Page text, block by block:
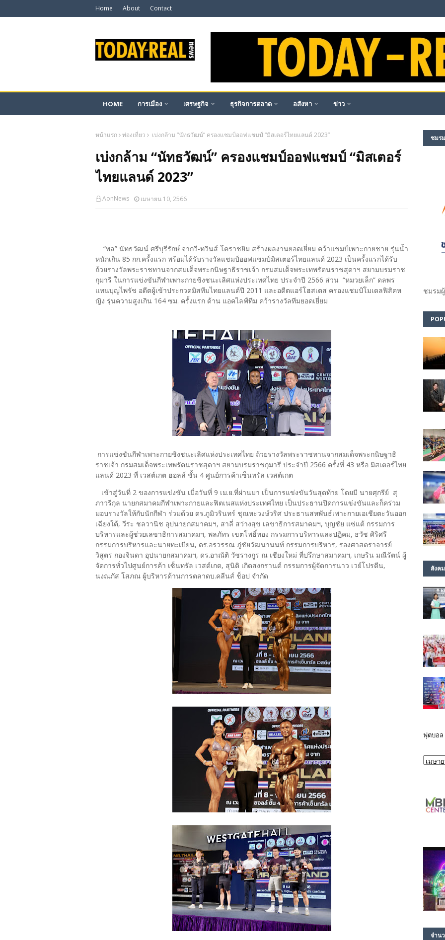
Home About Contact
HOME การเมือง เศรษฐกิจ ธุรกิจการตลาด อสังหา ข่าว
หน้าแรก ท่องเที่ยว เบ่งกล้าม “นัทธวัฒน์” ครองแชมป์ออฟแชมป์ “มิสเตอร์ไทยแลนด์ 2023”
เบ่งกล้าม “นัทธวัฒน์” ครองแชมป์ออฟแชมป์ “มิสเตอร์
ไทยแลนด์ 2023”
AonNews เมษายน 10, 2566
“พล” นัทธวัฒน์ ศรีบุรีรักษ์ จากวี-ทวินส์ โคราชยิม สร้างผลงานยอดเยี่ยม คว้าแชมป์เพาะกายชาย รุ่นน้ำ
หนักเกิน 85 กก.ครั้งแรก พร้อมได้รับรางวัลแชมป์ออฟแชมป์มิสเตอร์ไทยแลนด์ 2023 เป็นครั้งแรกได้รับ
ถ้วยรางวัลพระราชทานจากสมเด็จพระกนิษฐาธิราชเจ้า กรมสมเด็จพระเทพรัตนราชสุดาฯ สยามบรมราช
กุมารี ในการแข่งขันกีฬาเพาะกายชิงชนะเลิศแห่งประเทศไทย ประจำปี 2566 ส่วน “หมวยเล็ก” ดลพร
แทนบุญไพรัช อดีตผู้เข้าประกวดมิสทีมไทยแลนด์ปี 2011 และอดีตแอร์โฮสเตส ครองแชมป์โมเดลฟิสิคห
ญิง รุ่นความสูงเกิน 164 ซม. ครั้งแรก ด้าน แอคไลฟ์ทีม คว้ารางวัลทีมยอดเยี่ยม
การแข่งขันกีฬาเพาะกายชิงชนะเลิศแห่งประเทศไทย ถ้วยรางวัลพระราชทานจากสมเด็จพระกนิษฐาธิ
ราชเจ้า กรมสมเด็จพระเทพรัตนราชสุดาฯ สยามบรมราชกุมารี ประจำปี 2566 ครั้งที่ 43 หรือ มิสเตอร์ไทย
แลนด์ 2023 ที่ เวสต์เกต ฮอลล์ ชั้น 4 ศูนย์การค้าเซ็นทรัล เวสต์เกต
เข้าสู่วันที่ 2 ของการแข่งขัน เมื่อวันที่ 9 เม.ย.ที่ผ่านมา เป็นการแข่งขันวันสุดท้าย โดยมี นายศุกรีย์ สุ
ภาวรีกุล นายกสมาคมกีฬาเพาะกายและฟิตเนสแห่งประเทศไทย เป็นประธานปิดการแข่งขันและก็คร่วม
มอบรางวัลให้กับนักกีฬา ร่วมด้วย ดร.ภูมิวรินทร์ ชุณหะวงษ์วริศ ประธานสหพันธ์เพาะกายเอเชียตะวันออก
เฉียงใต้, วีระ ชลวานิช อุปนายกสมาคมฯ, สาลี่ สว่างสุข เลขาธิการสมาคมฯ, บุญชัย แซ่แต้ กรรมการ
บริหารและผู้ช่วยเลขาธิการสมาคมฯ, พลภัทร เขตโพธิ์ทอง กรรมการบริหารและปฏิคม, ธวัช ศิริศรี
กรรมการบริหารและนายทะเบียน, ดร.อรวรรณ ภู่ชัยวัฒนานนท์ กรรมการบริหาร, รองศาสตราจารย์
วิสูตร กองจินดา อุปนายกสมาคมฯ, ดร.อาณัติ วัชรางกูร ณ เชียงใหม่ ที่ปรึกษาสมาคมฯ, เกษริน มณีรัตน์ ผู้
จัดการทั่วไปศูนย์การค้า เซ็นทรัล เวสต์เกต, สุนิติ เกิดสงกรานต์ กรรมการผู้จัดการนาว เวย์โปรตีน,
นงณภัส โสภณ ผู้บริหารด้านการตลาดบ.คลีนส์ ช็อป จำกัด
ชมร
ชมรม​
สังคม
ฟุตบอล
จำน